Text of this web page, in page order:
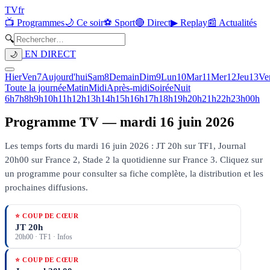
TVfr
📺 Programmes🌙 Ce soir⚽ Sport🔴 Direct▶ Replay📰 Actualités
🔍
🌙 EN DIRECT
HierVen7Aujourd'huiSam8DemainDim9Lun10Mar11Mer12Jeu13
Toute la journéeMatinMidiAprès-midiSoiréeNuit
6h7h8h9h10h11h12h13h14h15h16h17h18h19h20h21h22h23h00h
Programme TV —mardi 16 juin 2026
Les temps forts du mardi 16 juin 2026 : JT 20h sur TF1, Journal
20h00 sur France 2, Stade 2 la quotidienne sur France 3. Cliquez sur
un programme pour consulter sa fiche complète, la distribution et les
prochaines diffusions.
⭐ COUP DE CŒUR
JT 20h
20h00 · TF1 · Infos
⭐ COUP DE CŒUR